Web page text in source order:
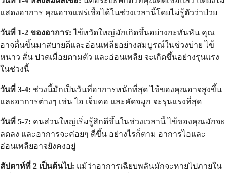
แสดงอาการ คุณอาจแพร่เชื้อได้ในช่วงเวลานี้โดยไม่รู้ตัวว่าป่วย
วันที่ 1-2 ของอาการ: ไข้หวัดใหญ่มักเกิดขึ้นอย่างกะทันหัน คุณ
อาจตื่นขึ้นมาสบายดีและอ่อนเพลียอย่างสมบูรณ์ในช่วงบ่าย ไข้
หนาว สั่น ปวดเมื่อยตามตัว และอ่อนเพลีย จะเกิดขึ้นอย่างรุนแรง
ในช่วงนี้
วันที่ 3-4: ช่วงนี้มักเป็นวันที่อาการหนักที่สุด ไข้ของคุณอาจสูงขึ้น
และอาการต่างๆ เช่น ไอ เจ็บคอ และคัดจมูก จะรุนแรงที่สุด
วันที่ 5-7: คนส่วนใหญ่เริ่มรู้สึกดีขึ้นในช่วงเวลานี้ ไข้ของคุณมักจะ
ลดลง และอาการจะค่อยๆ ดีขึ้น อย่างไรก็ตาม อาการไอและ
อ่อนเพลียอาจยังคงอยู่
สัปดาห์ที่ 2 เป็นต้นไป: แม้ว่าอาการเฉียบพลันมักจะหายไปภายใน